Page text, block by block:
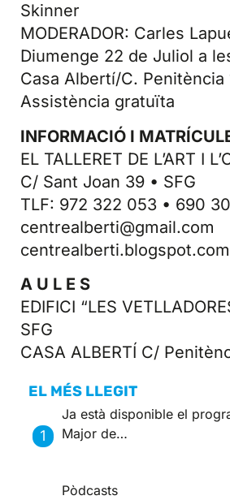
Skinner
MODERADOR: Carles
Diumenge 22 de Juliol a
Casa Albertí/C. Penitència
Assistència gratuïta
INFORMACIÓ I
EL TALLERET DE L’ART I
C/ Sant Joan 39 • SFG
TLF: 972 322 053 • 690
centrealberti@gmail.com
centrealberti.blogspot.com
A U L E S
EDIFICI “LES
SFG
CASA ALBERTÍ C/
EL MÉS LLEGIT
Ja està disponible el
Major de…
Pòdcasts